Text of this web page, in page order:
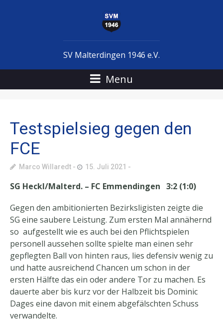
SV Malterdingen 1946 e.V.
Menu
Testspielsieg gegen den
FCE
Marco Willaredt 15. Juli 2021
SG Heckl/Malterd. – FC Emmendingen 3:2 (1:0)
Gegen den ambitionierten Bezirksligisten zeigte die
SG eine saubere Leistung. Zum ersten Mal annähernd
so aufgestellt wie es auch bei den Pflichtspielen
personell aussehen sollte spielte man einen sehr
gepflegten Ball von hinten raus, lies defensiv wenig zu
und hatte ausreichend Chancen um schon in der
ersten Hälfte das ein oder andere Tor zu machen. Es
dauerte aber bis kurz vor der Halbzeit bis Dominic
Dages eine davon mit einem abgefälschten Schuss
verwandelte.